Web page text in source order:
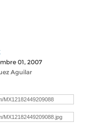
01, 2007
Aguilar